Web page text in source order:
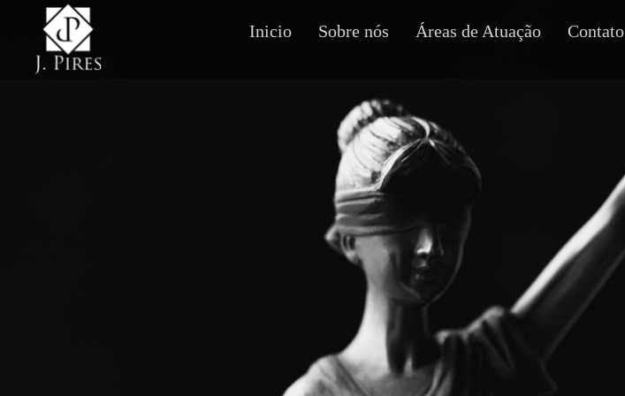
Inicio Sobre nós Áreas de Atuação Contato